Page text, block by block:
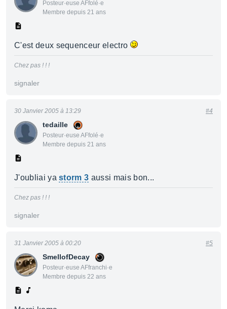
Posteur·euse AFfolé·e
Membre depuis 21 ans
C'est deux sequenceur electro
Chez pas ! ! !
signaler
tedaille
Posteur·euse AFfolé·e
Membre depuis 21 ans
30 Janvier 2005 à 13:29 #4
J'oubliai yastorm 3 aussi mais bon...
Chez pas ! ! !
signaler
SmellofDecay
Posteur·euse AFfranchi·e
Membre depuis 22 ans
31 Janvier 2005 à 00:20 #5